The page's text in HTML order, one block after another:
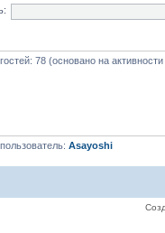
78 (основано на
Asayoshi